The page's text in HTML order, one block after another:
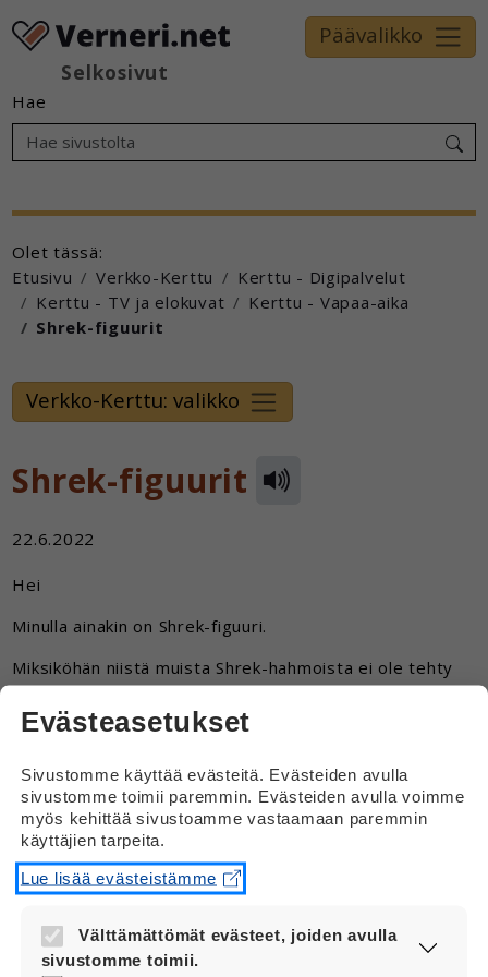
Selkosivut
Päävalikko
Hae
Olet tässä:
Etusivu
Verkko-Kerttu
Kerttu - Digipalvelut
Kerttu - TV ja elokuvat
Kerttu - Vapaa-aika
Shrek-figuurit
Verkko-Kerttu: valikko
Shrek-figuurit
22.6.2022
Hei
Minulla ainakin on Shrek-figuuri.
Miksiköhän niistä muista Shrek-hahmoista ei ole tehty
figuureita?
Hei
Valitettavasti en tiedä, miksi muista Shrek-
hahmoista ei ole tehty figuureja.
En tosiaan löytänyt figuureista tietoa
netistä.
Toivottavasti figuureja tehdään sitten, kun
Evästeasetukset
Sivustomme käyttää evästeitä. Evästeiden avulla
sivustomme toimii paremmin. Evästeiden avulla voimme
myös kehittää sivustoamme vastaamaan paremmin
käyttäjien tarpeita.
Lue lisää evästeistämme
Välttämättömät evästeet, joiden avulla
sivustomme toimii.